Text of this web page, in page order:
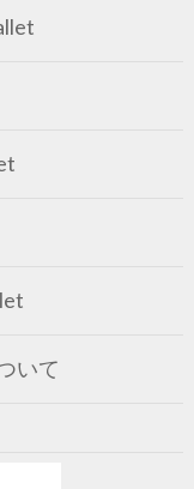
いて